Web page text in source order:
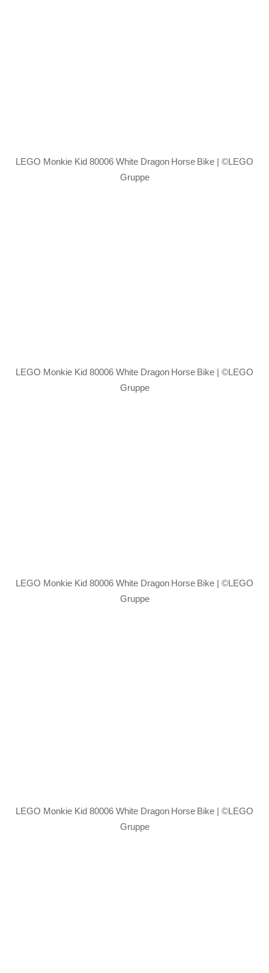
LEGO Monkie Kid 80006 White Dragon Horse Bike | ©LEGO
Gruppe
LEGO Monkie Kid 80006 White Dragon Horse Bike | ©LEGO
Gruppe
LEGO Monkie Kid 80006 White Dragon Horse Bike | ©LEGO
Gruppe
LEGO Monkie Kid 80006 White Dragon Horse Bike | ©LEGO
Gruppe